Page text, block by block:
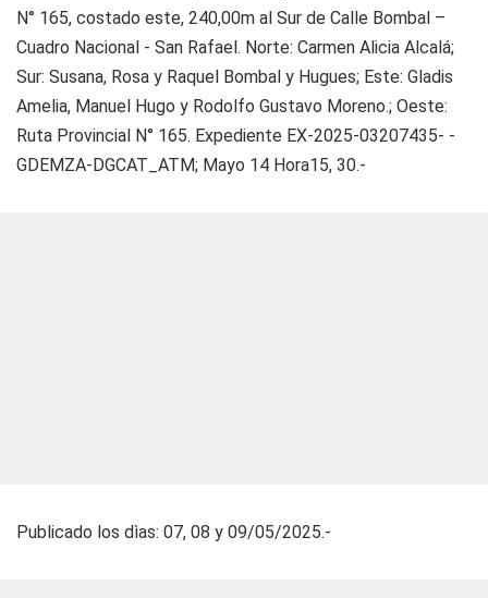
N° 165, costado este, 240,00m al Sur de Calle Bombal –
Cuadro Nacional - San Rafael. Norte: Carmen Alicia Alcalá;
Sur: Susana, Rosa y Raquel Bombal y Hugues; Este: Gladis
Amelia, Manuel Hugo y Rodolfo Gustavo Moreno.; Oeste:
Ruta Provincial N° 165. Expediente EX-2025-03207435- -
GDEMZA-DGCAT_ATM; Mayo 14 Hora15, 30.-
Publicado los dìas: 07, 08 y 09/05/2025.-